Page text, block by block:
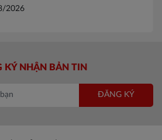
2026
KÝ NHẬN BẢN TIN
ĐĂNG KÝ